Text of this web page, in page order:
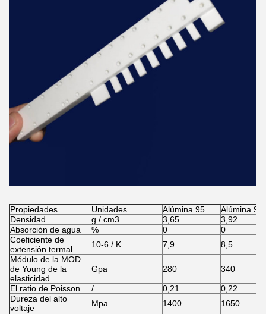
Propiedades Unidades Alúmina 95
Alúmina 99
Densidad
g / cm3 3,65
3,92
Absorción de agua
% 0
0
Coeficiente de
extensión termal
10-6 / K 7,9
8,5
Módulo de la MOD
de Young de la
elasticidad
Gpa 280 340
El ratio de Poisson / 0,21
0,22
Dureza del alto
voltaje
Mpa 1400
1650